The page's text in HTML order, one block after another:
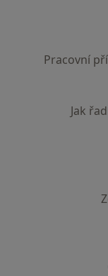
Pracovní
Jak